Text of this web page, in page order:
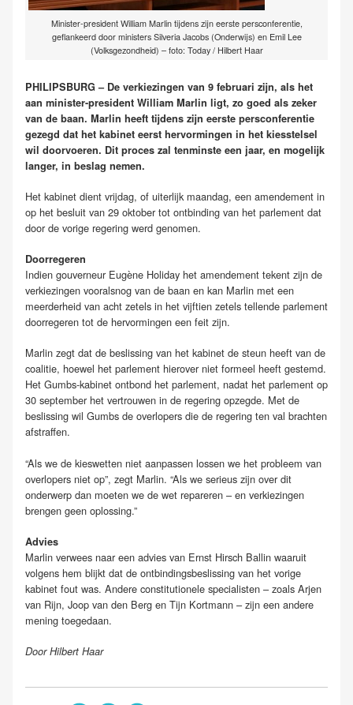
Minister-president William Marlin tijdens zijn eerste persconferentie,
geflankeerd door ministers Silveria Jacobs (Onderwijs) en Emil Lee
(Volksgezondheid) – foto: Today / Hilbert Haar
PHILIPSBURG – De verkiezingen van 9 februari zijn, als het
aan minister-president William Marlin ligt, zo goed als zeker
van de baan. Marlin heeft tijdens zijn eerste persconferentie
gezegd dat het kabinet eerst hervormingen in het kiesstelsel
wil doorvoeren. Dit proces zal tenminste een jaar, en mogelijk
langer, in beslag nemen.
Het kabinet dient vrijdag, of uiterlijk maandag, een amendement in
op het besluit van 29 oktober tot ontbinding van het parlement dat
door de vorige regering werd genomen.
Doorregeren
Indien gouverneur Eugène Holiday het amendement tekent zijn de
verkiezingen vooralsnog van de baan en kan Marlin met een
meerderheid van acht zetels in het vijftien zetels tellende parlement
doorregeren tot de hervormingen een feit zijn.
Marlin zegt dat de beslissing van het kabinet de steun heeft van de
coalitie, hoewel het parlement hierover niet formeel heeft gestemd.
Het Gumbs-kabinet ontbond het parlement, nadat het parlement op
30 september het vertrouwen in de regering opzegde. Met de
beslissing wil Gumbs de overlopers die de regering ten val brachten
afstraffen.
“Als we de kieswetten niet aanpassen lossen we het probleem van
overlopers niet op”, zegt Marlin. “Als we serieus zijn over dit
onderwerp dan moeten we de wet repareren – en verkiezingen
brengen geen oplossing.”
Advies
Marlin verwees naar een advies van Ernst Hirsch Ballin waaruit
volgens hem blijkt dat de ontbindingsbeslissing van het vorige
kabinet fout was. Andere constitutionele specialisten – zoals Arjen
van Rijn, Joop van den Berg en Tijn Kortmann – zijn een andere
mening toegedaan.
Door Hilbert Haar